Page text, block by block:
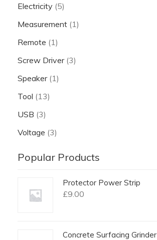
Electricity (5)
Measurement (1)
Remote (1)
Screw Driver (3)
Speaker (1)
Tool (13)
USB (3)
Voltage (3)
Popular Products
Protector Power Strip
£9.00
Concrete Surfacing Grinder